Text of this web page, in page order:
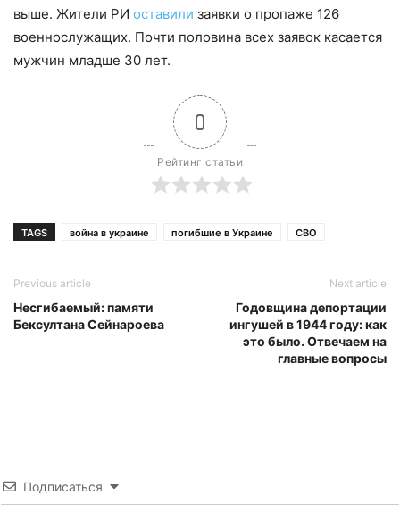
выше. Жители РИ оставили заявки о пропаже 126
военнослужащих. Почти половина всех заявок касается
мужчин младше 30 лет.
0
Рейтинг статьи
TAGS война в украине погибшие в Украине СВО
Previous article
Несгибаемый: памяти
Бексултана Сейнароева
Next article
Годовщина депортации
ингушей в 1944 году: как
это было. Отвечаем на
главные вопросы
Подписаться